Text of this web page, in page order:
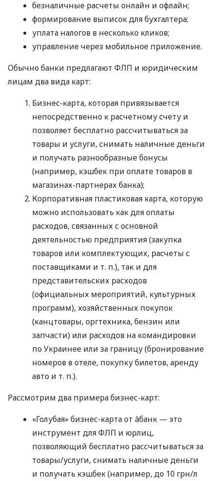
безналичные расчеты онлайн и офлайн;
формирование выписок для бухгалтера;
уплата налогов в несколько кликов;
управление через мобильное приложение.
Обычно банки предлагают ФЛП и юридическим
лицам два вида карт:
Бизнес-карта, которая привязывается
непосредственно к расчетному счету и
позволяет бесплатно рассчитываться за
товары и услуги, снимать наличные деньги
и получать разнообразные бонусы
(например, кэшбек при оплате товаров в
магазинах-партнерах банка);
Корпоративная пластиковая карта, которую
можно использовать как для оплаты
расходов, связанных с основной
деятельностью предприятия (закупка
товаров или комплектующих, расчеты с
поставщиками и т. п.), так и для
представительских расходов
(официальных мероприятий, культурных
программ), хозяйственных покупок
(канцтовары, оргтехника, бензин или
запчасти) или расходов на командировки
по Украинее или за границу (бронирование
номеров в отеле, покупку билетов, аренду
авто и т. п.).
Рассмотрим два примера бизнес-карт:
«Голубая» бизнес-карта от àбанк — это
инструмент для ФЛП и юрлиц,
позволяющий бесплатно рассчитываться за
товары/услуги, снимать наличные деньги
и получать кэшбек (например, до 10 грн/л